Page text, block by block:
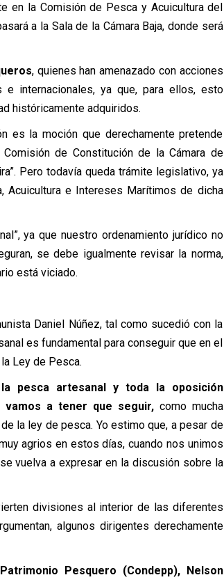
en la Comisión de Pesca y Acuicultura del
a la Sala de la Cámara Baja, donde será
, quienes han amenazado con acciones
internacionales, ya que, para ellos, esto
históricamente adquiridos.
es la moción que derechamente pretende
de Constitución de la Cámara de
Pero todavía queda trámite legislativo, ya
Acuicultura e Intereses Marítimos de dicha
ya que nuestro ordenamiento jurídico no
se debe igualmente revisar la norma,
está viciado.
Daniel Núñez, tal como sucedió con la
es fundamental para conseguir que en el
Ley de Pesca.
pesca artesanal y toda la oposición
vamos a tener que seguir,como mucha
la ley de pesca. Yo estimo que, a pesar de
agrios en estos días, cuando nos unimos
vuelva a expresar en la discusión sobre la
divisiones al interior de las diferentes
algunos dirigentes derechamente
Pesquero (Condepp), Nelson